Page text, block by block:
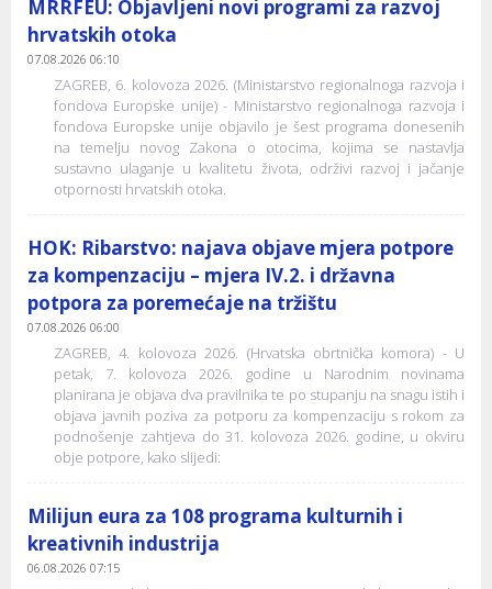
MRRFEU: Objavljeni novi programi za razvoj
hrvatskih otoka
07.08.2026 06:10
ZAGREB, 6. kolovoza 2026. (Ministarstvo regionalnoga razvoja i
fondova Europske unije) - Ministarstvo regionalnoga razvoja i
fondova Europske unije objavilo je šest programa donesenih
na temelju novog Zakona o otocima, kojima se nastavlja
sustavno ulaganje u kvalitetu života, održivi razvoj i jačanje
otpornosti hrvatskih otoka.
HOK: Ribarstvo: najava objave mjera potpore
za kompenzaciju – mjera IV.2. i državna
potpora za poremećaje na tržištu
07.08.2026 06:00
ZAGREB, 4. kolovoza 2026. (Hrvatska obrtnička komora) - U
petak, 7. kolovoza 2026. godine u Narodnim novinama
planirana je objava dva pravilnika te po stupanju na snagu istih i
objava javnih poziva za potporu za kompenzaciju s rokom za
podnošenje zahtjeva do 31. kolovoza 2026. godine, u okviru
obje potpore, kako slijedi:
Milijun eura za 108 programa kulturnih i
kreativnih industrija
06.08.2026 07:15